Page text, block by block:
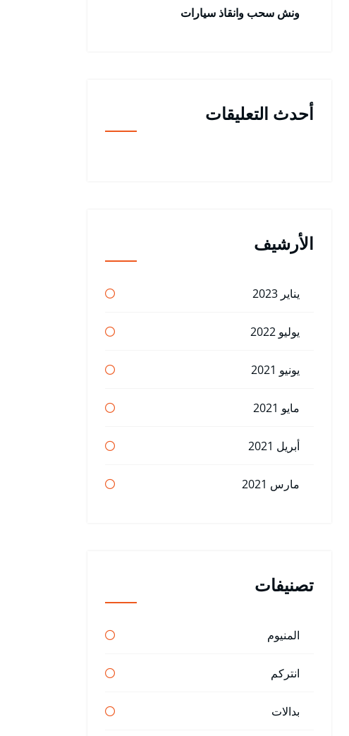
ونش سحب وانقاذ سيارات
أحدث التعليقات
الأرشيف
يناير 2023
يوليو 2022
يونيو 2021
مايو 2021
أبريل 2021
مارس 2021
تصنيفات
المنيوم
انتركم
بدالات